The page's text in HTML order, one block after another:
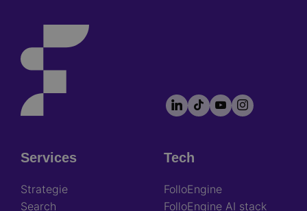
Footer
socials
LinkedIn
TikTokYouTubeInstagram
Footer
Services
Strategie
Search
Tech
FolloEngine
FolloEngine AI stack